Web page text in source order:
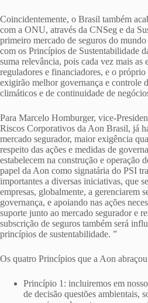
Coincidentemente, o Brasil também
com a ONU, através da CNSeg e da
primeiro mercado de seguros do
com os Princípios de Sustentabilidade
suma relevância, pois cada vez mais as
reguladores e financiadores, e o próprio
exigirão melhor governança e controle
climáticos e de continuidade de
Para Marcelo Homburger, vice-
Riscos Corporativos da Aon Brasil, já
mercado segurador, maior exigência
respeito das ações e medidas de
estabelecem na construção e operação
papel da Aon como signatária do PSI
importantes a diversas iniciativas, que
empresas, globalmente, a gerenciarem
governança, e apoiando nas ações
suporte junto ao mercado segurador e
subscrição de seguros também será
princípios de sustentabilidade. ”
Os quatro Princípios que a Aon abraçou
Princípio 1: incluiremos em
de decisão questões ambientais,